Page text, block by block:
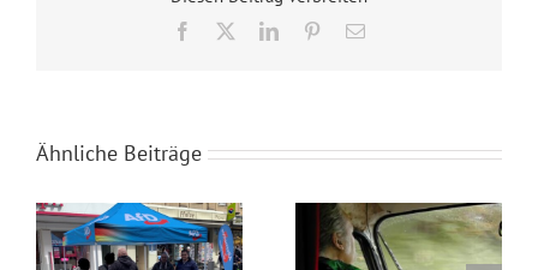
Facebook LinkedInPinterest
E-
Ähnliche Beiträge